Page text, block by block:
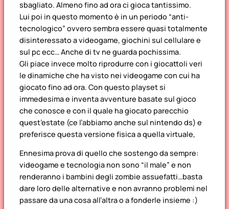
sbagliato. Almeno fino ad ora ci gioca tantissimo.
Lui poi in questo momento è in un periodo “anti-
tecnologico” ovvero sembra essere quasi totalmente
disinteressato a videogame, giochini sul cellulare e
sul pc ecc… Anche di tv ne guarda pochissima.
Gli piace invece molto riprodurre con i giocattoli veri
le dinamiche che ha visto nei videogame con cui ha
giocato fino ad ora. Con questo playset si
immedesima e inventa avventure basate sul gioco
che conosce e con il quale ha giocato parecchio
quest’estate (ce l’abbiamo anche sul nintendo ds) e
preferisce questa versione fisica a quella virtuale,
Ennesima prova di quello che sostengo da sempre:
videogame e tecnologia non sono “il male” e non
renderanno i bambini degli zombie assuefatti…basta
dare loro delle alternative e non avranno problemi nel
passare da una cosa all’altra o a fonderle insieme :)